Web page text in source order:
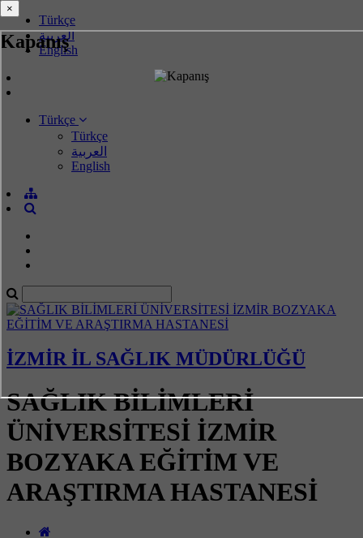
Kapanış
Türkçe
العربية
English
Türkçe
Türkçe
العربية
English
İZMİR İL SAĞLIK MÜDÜRLÜĞÜ
SAĞLIK BİLİMLERİ
ÜNİVERSİTESİ İZMİR
BOZYAKA EĞİTİM VE
ARAŞTIRMA HASTANESİ
×